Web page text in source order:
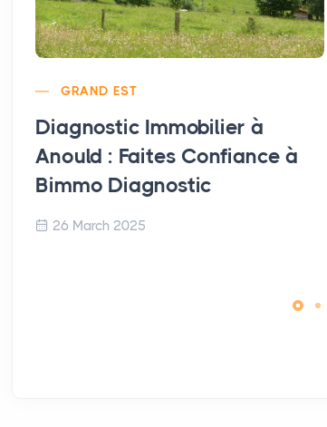
GRAND EST
Diagnostic Immobilier à
Anould : Faites Confiance à
Bimmo Diagnostic
26 March 2025